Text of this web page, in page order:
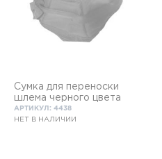
Сумка для переноски
шлема черного цвета
АРТИКУЛ: 4438
НЕТ В НАЛИЧИИ